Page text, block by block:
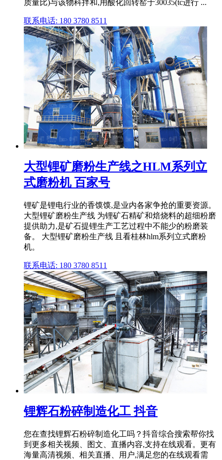
质量比)与该物科拌和,用酸化回转窑于30035(tc进行 ...
联系电话: 180 3780 8511
大型锂矿磨粉生产线之HLM系列立
式磨粉机 百家号
锂矿是锂电行业的香馍馍,是业内各家争抢的重要资源。
大型锂矿磨粉生产线 为锂矿石精矿和焙烧料的超细粉磨
提供助力,是矿石提锂生产工艺过程中不能少的粉磨装
备。 大型锂矿磨粉生产线 且看桂林hlm系列立式磨粉
机。
联系电话: 180 3780 8511
锂辉石粉碎制造化工 抖音
您在查找锂辉石粉碎制造化工吗？抖音综合搜索帮你找
到更多相关视频、图文、直播内容,支持在线观看。更有
海量高清视频、相关直播、用户,满足您的在线观看需